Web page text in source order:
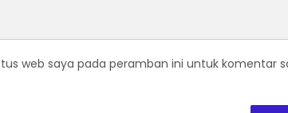
web saya pada peramban ini untuk komentar